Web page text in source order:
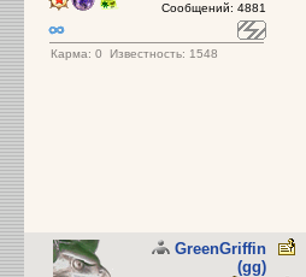
Сообщений: 4881
Карма: 0 Известность: 1548
GreenGriffin
(gg)